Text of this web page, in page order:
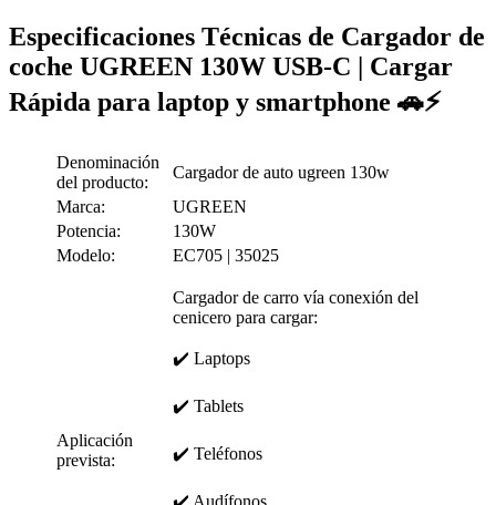
Especificaciones Técnicas de Cargador de
coche UGREEN 130W USB-C | Cargar
Rápida para laptop y smartphone 🚗⚡
Denominación
del producto:
Cargador de auto ugreen 130w
Marca:
UGREEN
Potencia:
130W
Modelo:
EC705 | 35025
Aplicación
prevista:
Cargador de carro vía conexión del
cenicero para cargar:
✔️ Laptops
✔️ Tablets
✔️ Teléfonos
✔️ Audífonos